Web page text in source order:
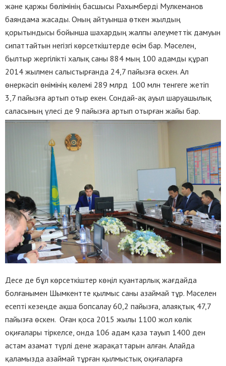
және қаржы бөлімінің басшысы Рахымберді Мулкеманов
баяндама жасады. Оның айтуынша өткен жылдың
қорытындысы бойынша шахардың жалпы әлеуметтік дамуын
сипаттайтын негізгі көрсеткіштерде өсім бар. Мәселен,
былтыр жергілікті халық саны 884 мың 100 адамды құрап
2014 жылмен салыстырғанда 24,7 пайызға өскен. Ал
өнеркәсіп өнімінің көлемі 289 млрд 100 млн тенгеге жетіп
3,7 пайызға артып отыр екен. Сондай-ақ ауыл шаруашылық
саласының үлесі де 9 пайызға артып отырған жайы бар.
Десе де бұл көрсеткіштер көңіл қуантарлық жағдайда
болғанымен Шымкентте қылмыс саны азаймай тұр. Мәселен
есепті кезеңде ақша бопсалау 60,2 пайызға, алаяқтық 47,7
пайызға өскен. Оған қоса 2015 жылы 1100 жол көлік
оқиғалары тіркелсе, онда 106 адам қаза тауып 1400 ден
астам азамат түрлі дене жарақаттарын алған. Алайда
қаламызда азаймай тұрған қылмыстық оқиғаларға